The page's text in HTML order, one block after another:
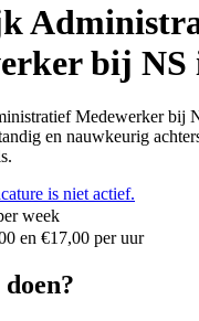
bij
Medewerker bij
en nauwkeurig
is niet actief.
week
en €17,00 per uur